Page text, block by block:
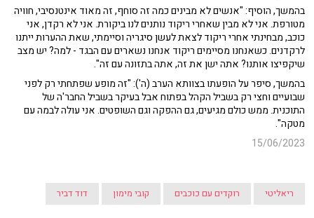
בהמשך, הוסיף: "אנשים לא מבינים כמה זה סוחף, זה מאוד אינטנסיבי, חוויה
מטורפת. אני לא מבין שאחרי ריקוד נותנים לנו ביקורת. אני לא רקדן, אני
כוכב, מבחינתי אחרי ריקוד לצאת לעשן סיגריה וסיימתי, שאת ההערות ייתנו
לרקדנים. כשאנחנו מסיימים ריקוד אנחנו נשארים עם הבגד - למה? יש מצב
שיקפיצו אותנו? אתה ישן את זה, אתה בתזונה עם זה".
בהמשך, סיפר על הופעתו בצוותא הערב (ה'): "זה מופע שפתחתי רק לפני
שבועיים וחצי רק בשביל הקהל בפתוח אבל בעיקר בשביל החבר'ה של
התוכנית. ממש כולם מגיעים, גם ההפקה וגם השופטים. אני עולה לבמה עם
מטקה".
15/06/2023
ריאליטי רוקדים עם כוכבים קובי מימון דוד דביר